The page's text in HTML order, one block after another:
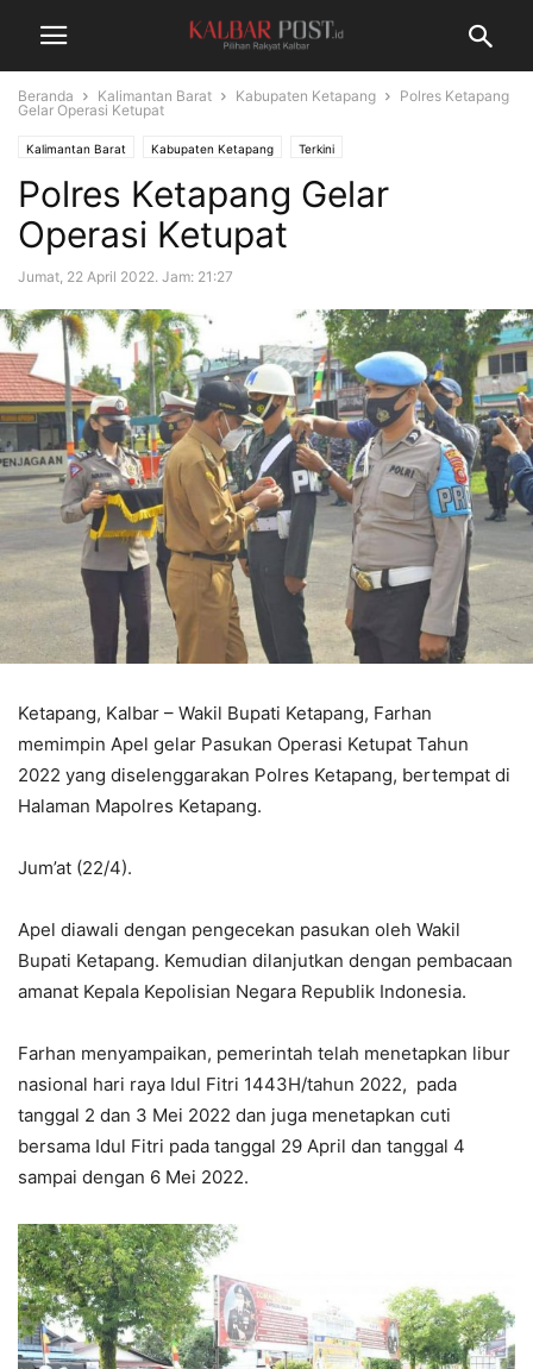
Beranda Kalimantan Barat Kabupaten Ketapang
Polres Ketapang
Gelar Operasi Ketupat
Kalimantan Barat Kabupaten Ketapang Terkini
Polres Ketapang Gelar
Operasi Ketupat
Jumat, 22 April 2022. Jam: 21:27
Ketapang, Kalbar – Wakil Bupati Ketapang, Farhan
memimpin Apel gelar Pasukan Operasi Ketupat Tahun
2022 yang diselenggarakan Polres Ketapang, bertempat di
Halaman Mapolres Ketapang.
Jum’at (22/4).
Apel diawali dengan pengecekan pasukan oleh Wakil
Bupati Ketapang. Kemudian dilanjutkan dengan pembacaan
amanat Kepala Kepolisian Negara Republik Indonesia.
Farhan menyampaikan, pemerintah telah menetapkan libur
nasional hari raya Idul Fitri 1443H/tahun 2022, pada
tanggal 2 dan 3 Mei 2022 dan juga menetapkan cuti
bersama Idul Fitri pada tanggal 29 April dan tanggal 4
sampai dengan 6 Mei 2022.